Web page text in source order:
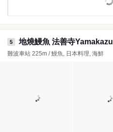
5 地燒鰻魚 法善寺Yamakazu
難波車站 225m / 鰻魚, 日本料理, 海鮮